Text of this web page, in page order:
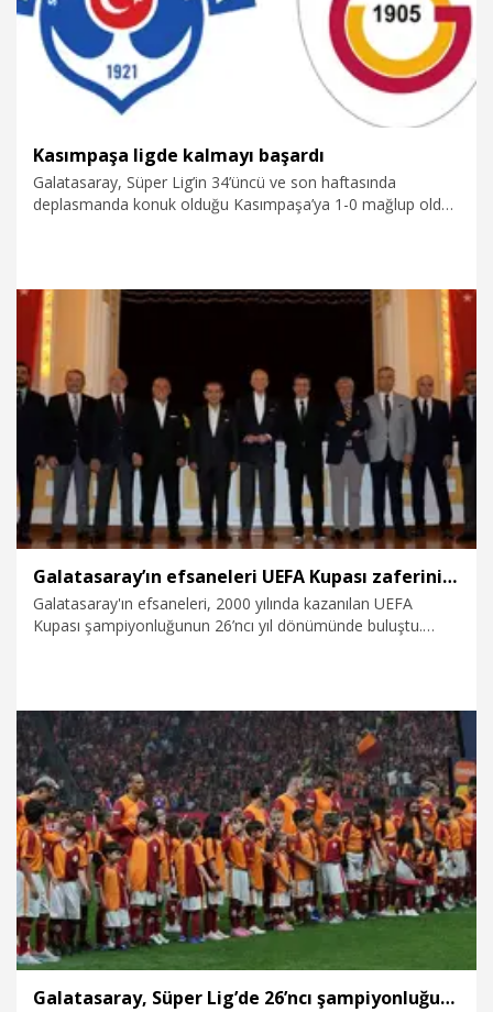
Kasımpaşa ligde kalmayı başardı
Galatasaray, Süper Lig’in 34’üncü ve son haftasında
deplasmanda konuk olduğu Kasımpaşa’ya 1-0 mağlup oldu.
17.05.2026 Spor
Galatasaray’ın efsaneleri UEFA Kupası zaferinin yıl dönümünde bir araya geldi
Galatasaray'ın efsaneleri, 2000 yılında kazanılan UEFA
Kupası şampiyonluğunun 26’ncı yıl dönümünde buluştu.
Bülent Korkmaz ve yönetim kurulu üyeleri yer aldı.
17.05.2026 Spor
Galatasaray, Süper Lig’de 26’ncı şampiyonluğunu ilan etti